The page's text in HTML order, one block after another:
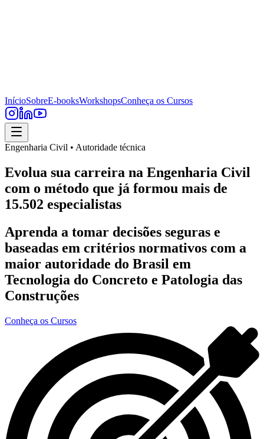
InícioSobreE-booksWorkshopsConheça os Cursos
Engenharia Civil • Autoridade técnica
Evolua sua carreira na Engenharia Civil
com o método que já formou mais de
15.502 especialistas
Aprenda a tomar decisões seguras e
baseadas em critérios normativos com a
maior autoridade do Brasil em
Tecnologia do Concreto e Patologia das
Construções
Conheça os Cursos